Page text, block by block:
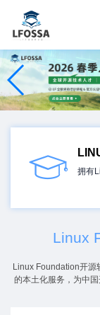
拥有
Linux
Linux Foundation开源
的本土化服务，为中